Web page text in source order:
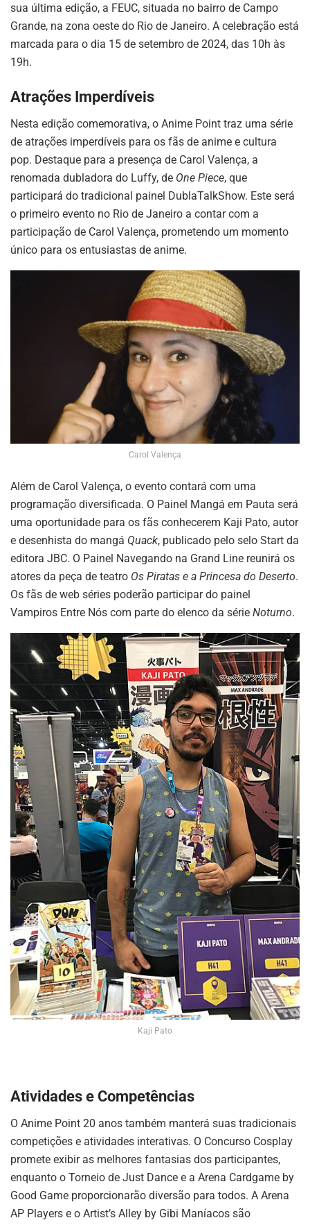
sua última edição, a FEUC, situada no bairro de Campo
Grande, na zona oeste do Rio de Janeiro. A celebração está
marcada para o dia 15 de setembro de 2024, das 10h às
19h.
Atrações Imperdíveis
Nesta edição comemorativa, o Anime Point traz uma série
de atrações imperdíveis para os fãs de anime e cultura
pop. Destaque para a presença de Carol Valença, a
renomada dubladora do Luffy, de One Piece, que
participará do tradicional painel DublaTalkShow. Este será
o primeiro evento no Rio de Janeiro a contar com a
participação de Carol Valença, prometendo um momento
único para os entusiastas de anime.
Carol Valença
Além de Carol Valença, o evento contará com uma
programação diversificada. O Painel Mangá em Pauta será
uma oportunidade para os fãs conhecerem Kaji Pato, autor
e desenhista do mangá Quack, publicado pelo selo Start da
editora JBC. O Painel Navegando na Grand Line reunirá os
atores da peça de teatro Os Piratas e a Princesa do Deserto.
Os fãs de web séries poderão participar do painel
Vampiros Entre Nós com parte do elenco da série Noturno.
Kaji Pato
Atividades e Competências
O Anime Point 20 anos também manterá suas tradicionais
competições e atividades interativas. O Concurso Cosplay
promete exibir as melhores fantasias dos participantes,
enquanto o Torneio de Just Dance e a Arena Cardgame by
Good Game proporcionarão diversão para todos. A Arena
AP Players e o Artist’s Alley by Gibi Maníacos são